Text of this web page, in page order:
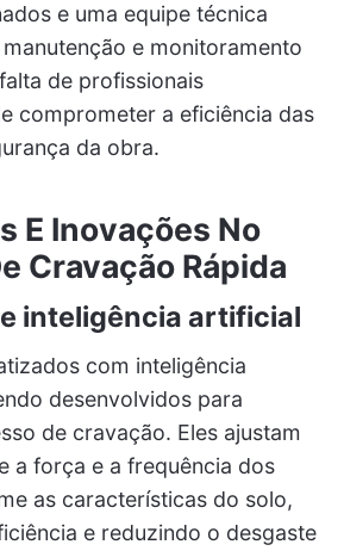
e uma equipe técnica
e monitoramento
de profissionais
comprometer a eficiência das
da obra.
E Inovações No
Cravação Rápida
inteligência artificial
com inteligência
desenvolvidos para
de cravação. Eles ajustam
a força e a frequência dos
as características do solo,
e reduzindo o desgaste